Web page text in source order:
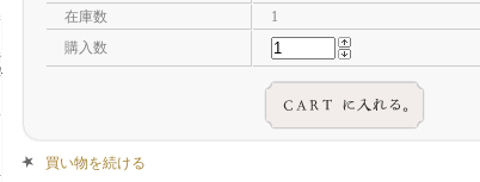
在庫数
1
購入数
買い物を続ける